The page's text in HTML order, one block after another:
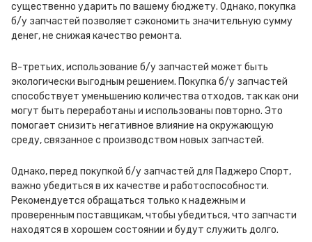
существенно ударить по вашему бюджету. Однако, покупка
б/у запчастей позволяет сэкономить значительную сумму
денег, не снижая качество ремонта.
В-третьих, использование б/у запчастей может быть
экологически выгодным решением. Покупка б/у запчастей
способствует уменьшению количества отходов, так как они
могут быть переработаны и использованы повторно. Это
помогает снизить негативное влияние на окружающую
среду, связанное с производством новых запчастей.
Однако, перед покупкой б/у запчастей для Паджеро Спорт,
важно убедиться в их качестве и работоспособности.
Рекомендуется обращаться только к надежным и
проверенным поставщикам, чтобы убедиться, что запчасти
находятся в хорошем состоянии и будут служить долго.